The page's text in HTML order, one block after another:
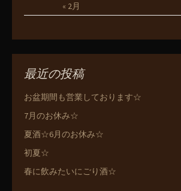
« 2月
最近の投稿
お盆期間も営業しております☆
7月のお休み☆
夏酒☆6月のお休み☆
初夏☆
春に飲みたいにごり酒☆